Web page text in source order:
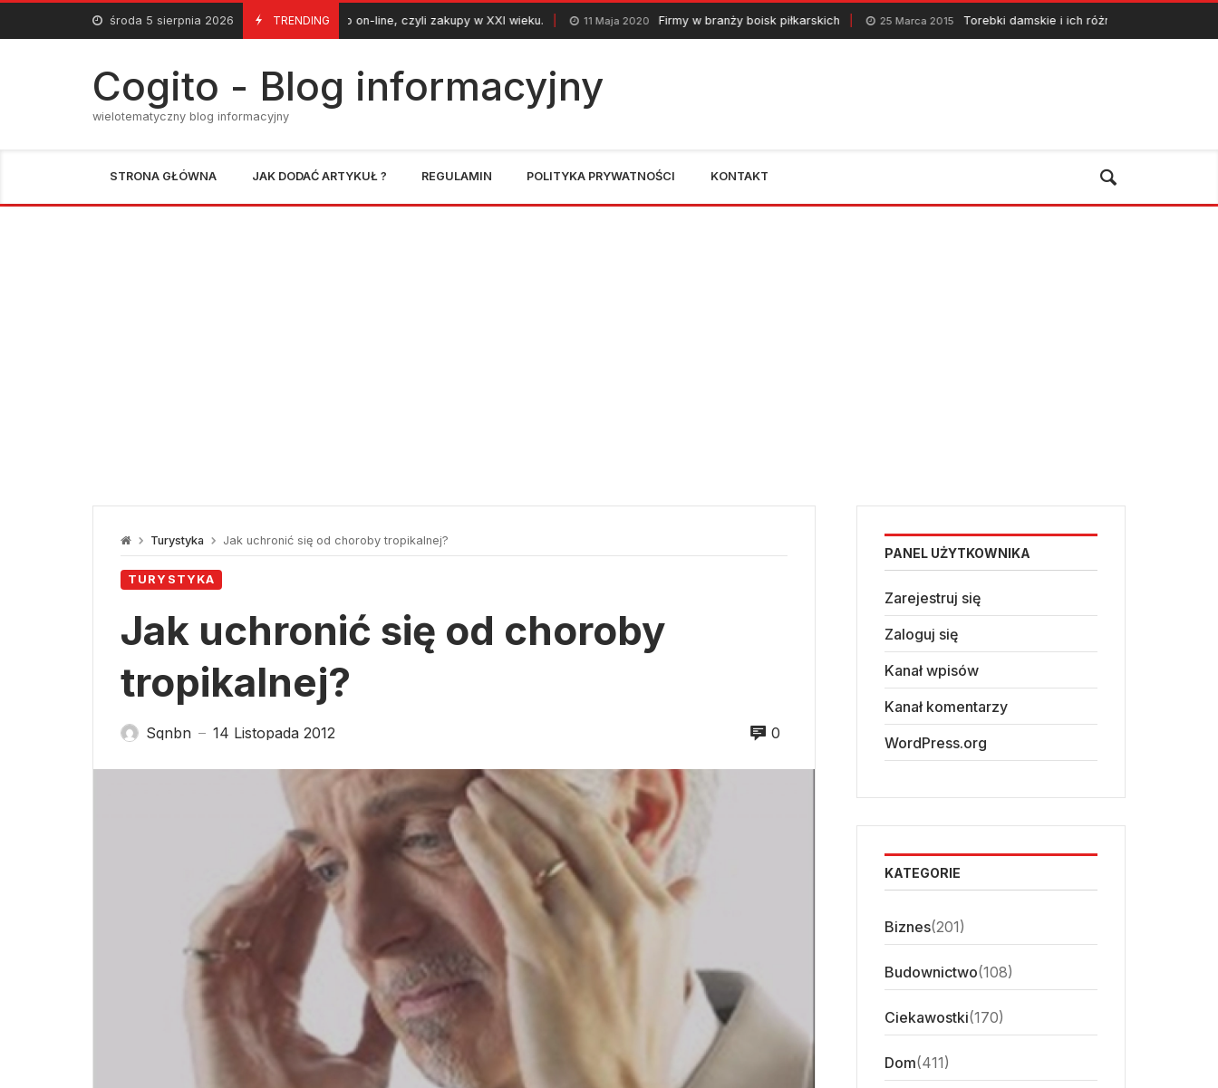
Skip
content
środa 5 sierpnia 2026 TRENDING
23 Lipca 2014 Sukienki sklep on-line, czyli zakupy w XXI wieku. 11 Maja 2020 Firmy w branży boisk piłkarskich 25 Marca 2015 Torebki damskie i ich różnorodność
Cogito - Blog informacyjny
wielotematyczny blog informacyjny
STRONA GŁÓWNA JAK DODAĆ ARTYKUŁ ? REGULAMIN POLITYKA PRYWATNOŚCI KONTAKT
Turystyka Jak uchronić się od choroby tropikalnej?
TURYSTYKA
Jak uchronić się od choroby
tropikalnej?
Sqnbn — 14 Listopada 2012 0
PANEL UŻYTKOWNIKA
Zarejestruj się
Zaloguj się
Kanał wpisów
Kanał komentarzy
WordPress.org
KATEGORIE
Biznes(201)
Budownictwo(108)
Ciekawostki(170)
Dom(411)